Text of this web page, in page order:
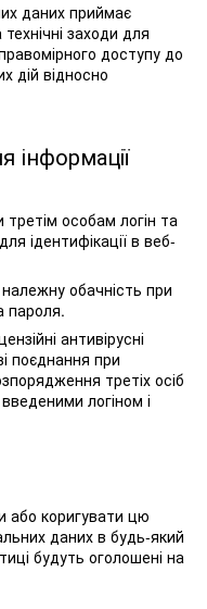
даних приймає
технічні заходи для
доступу до
дій відносно
інформації
особам логін та
ідентифікації в веб-
обачність при
пароля.
антивірусні
поєднання при
третіх осіб
логіном і
або коригувати цю
даних в будь-який
будуть оголошені на